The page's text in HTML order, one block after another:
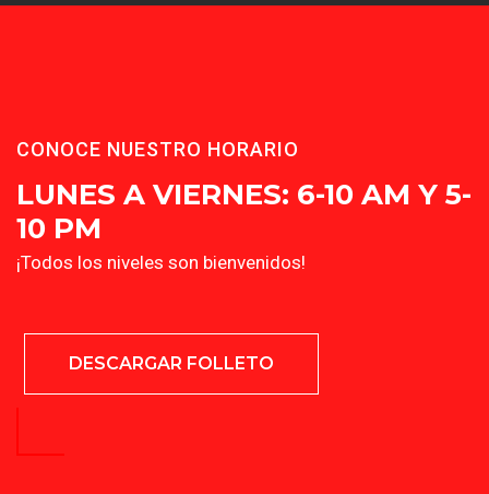
CONOCE NUESTRO HORARIO
LUNES A VIERNES: 6-10 AM Y 5-
10 PM
¡Todos los niveles son bienvenidos!
DESCARGAR FOLLETO